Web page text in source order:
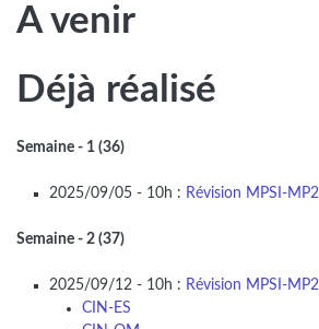
A venir
Déjà réalisé
Semaine - 1 (36)
2025/09/05 - 10h : Révision MPSI-MP2I
Semaine - 2 (37)
2025/09/12 - 10h : Révision MPSI-MP2I
CIN-ES